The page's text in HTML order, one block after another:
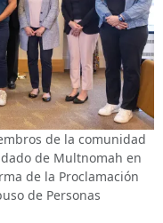
de la comunidad
de Multnomah en
de la Proclamación
de Personas